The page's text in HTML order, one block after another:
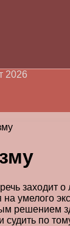
2026
заходит
на умелого
решением
судить по